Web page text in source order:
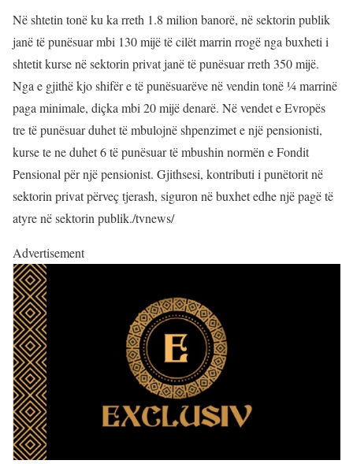
Në shtetin tonë ku ka rreth 1.8 milion banorë, në sektorin publik
janë të punësuar mbi 130 mijë të cilët marrin rrogë nga buxheti i
shtetit kurse në sektorin privat janë të punësuar rreth 350 mijë.
Nga e gjithë kjo shifër e të punësuarëve në vendin tonë ¼ marrinë
paga minimale, diçka mbi 20 mijë denarë. Në vendet e Evropës
tre të punësuar duhet të mbulojnë shpenzimet e një pensionisti,
kurse te ne duhet 6 të punësuar të mbushin normën e Fondit
Pensional për një pensionist. Gjithsesi, kontributi i punëtorit në
sektorin privat përveç tjerash, siguron në buxhet edhe një pagë të
atyre në sektorin publik./tvnews/
Advertisement